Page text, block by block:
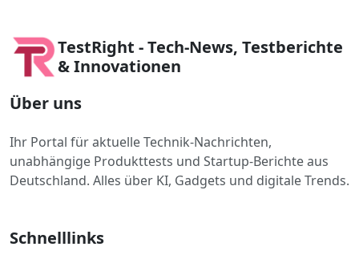
TestRight - Tech-News, Testberichte
& Innovationen
Über uns
Ihr Portal für aktuelle Technik-Nachrichten,
unabhängige Produkttests und Startup-Berichte aus
Deutschland. Alles über KI, Gadgets und digitale Trends.
Schnelllinks